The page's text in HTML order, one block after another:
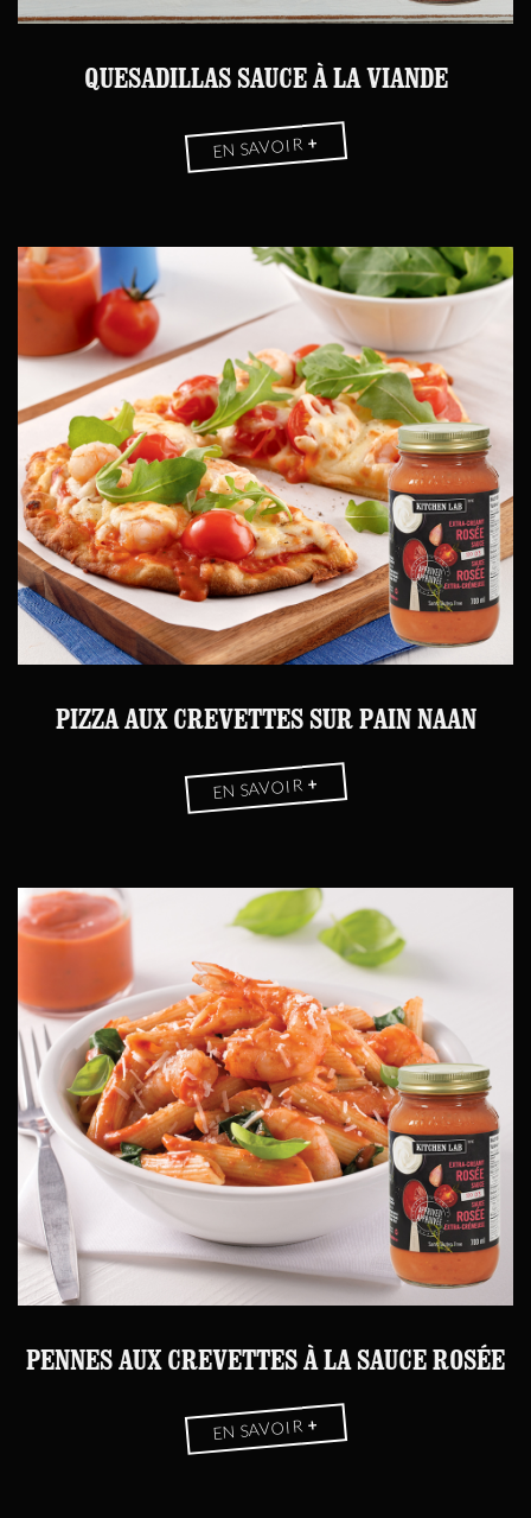
QUESADILLAS SAUCE À LA VIANDE
EN SAVOIR+
PIZZA AUX CREVETTES SUR PAIN NAAN
EN SAVOIR+
PENNES AUX CREVETTES À LA SAUCE ROSÉE
EN SAVOIR+